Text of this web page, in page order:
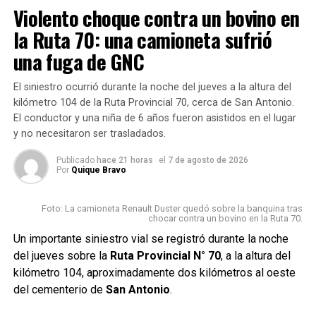
jóvenes que lo rodearon para que no escapara. Y le
sustrajeron el celular y la campera. Además la víctima fue
amenazada con ser apuñalado si se resistía al robo.
Un joven de 24 años circulaba en su moto por Pringles y
Casabella, cuando fue interceptado por dos masculinos en
moto que le muestran un arma de fuego, y le roban la
billetera. En la que contenía unos 10 mil pesos. No
conforme con eso lo siguieron y lo chocaron, cayendo la
víctima a la cinta asfáltica y lesionándose. En tanto los
delincuentes perdieron un arma, que resultó ser de
Fuente: Rafaela Noticias
Violento choque contra un bovino en
la Ruta 70: una camioneta sufrió
una fuga de GNC
El siniestro ocurrió durante la noche del jueves a la altura del
kilómetro 104 de la Ruta Provincial 70, cerca de San Antonio.
El conductor y una niña de 6 años fueron asistidos en el lugar
y no necesitaron ser trasladados.
Publicado hace 21 horas el 7 de agosto de 2026
Por Quique Bravo
Foto: La camioneta Renault Duster quedó sobre la banquina tras
chocar contra un bovino en la Ruta 70.
Un importante siniestro vial se registró durante la noche
del jueves sobre la Ruta Provincial N° 70, a la altura del
kilómetro 104, aproximadamente dos kilómetros al oeste
del cementerio de San Antonio.